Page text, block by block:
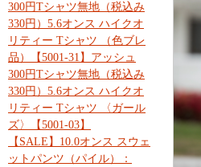
300円Tシャツ無地（税込み
330円）5.6オンス ハイクオ
リティー Tシャツ （色ブレ
品）【5001-31】アッシュ
300円Tシャツ無地（税込み
330円）5.6オンス ハイクオ
リティー Tシャツ 〈ガール
ズ〉【5001-03】
【SALE】10.0オンス スウェ
ットパンツ（パイル）：